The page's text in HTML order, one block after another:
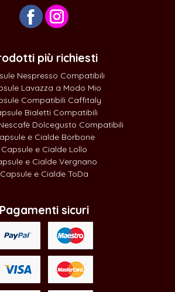
più richiesti
Nespresso Compatibili
Lavazza a Modo Mio
Compatibili Caffitaly
Bialetti Compatibili
Dolcegusto Compatibili
e Cialde Borbone
Capsule e Cialde Lollo
e Cialde Vergnano
Capsule e Cialde ToDa
Pagamenti sicuri